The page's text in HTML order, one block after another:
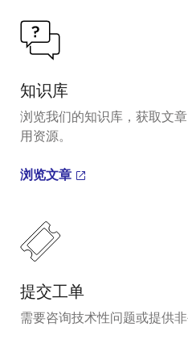
知识库
浏览我们的知识库，获取文
用资源。
浏览文章
提交工单
需要咨询技术性问题或提供